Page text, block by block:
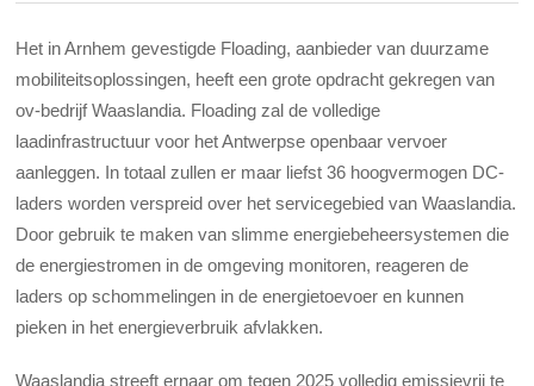
Het in Arnhem gevestigde Floading, aanbieder van duurzame
mobiliteitsoplossingen, heeft een grote opdracht gekregen van
ov-bedrijf Waaslandia. Floading zal de volledige
laadinfrastructuur voor het Antwerpse openbaar vervoer
aanleggen. In totaal zullen er maar liefst 36 hoogvermogen DC-
laders worden verspreid over het servicegebied van Waaslandia.
Door gebruik te maken van slimme energiebeheersystemen die
de energiestromen in de omgeving monitoren, reageren de
laders op schommelingen in de energietoevoer en kunnen
pieken in het energieverbruik afvlakken.
Waaslandia streeft ernaar om tegen 2025 volledig emissievrij te